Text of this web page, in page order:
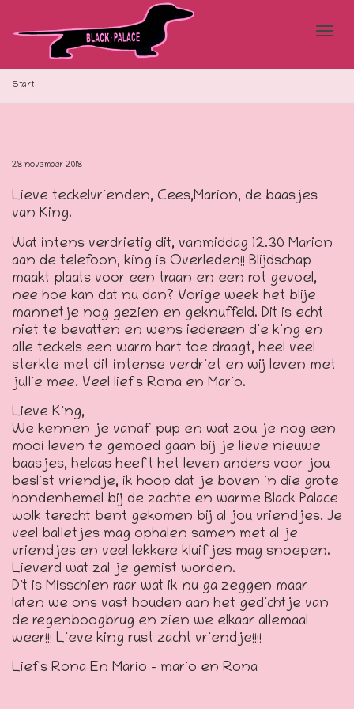
Start
28 november 2018
Lieve teckelvrienden, Cees,Marion, de baasjes
van King.
Wat intens verdrietig dit, vanmiddag 12.30 Marion
aan de telefoon, king is Overleden!! Blijdschap
maakt plaats voor een traan en een rot gevoel,
nee hoe kan dat nu dan? Vorige week het blije
mannetje nog gezien en geknuffeld. Dit is echt
niet te bevatten en wens iedereen die king en
alle teckels een warm hart toe draagt, heel veel
sterkte met dit intense verdriet en wij leven met
jullie mee. Veel liefs Rona en Mario.
Lieve King,
We kennen je vanaf pup en wat zou je nog een
mooi leven te gemoed gaan bij je lieve nieuwe
baasjes, helaas heeft het leven anders voor jou
beslist vriendje, ik hoop dat je boven in die grote
hondenhemel bij de zachte en warme Black Palace
wolk terecht bent gekomen bij al jou vriendjes. Je
veel balletjes mag ophalen samen met al je
vriendjes en veel lekkere kluifjes mag snoepen.
Lieverd wat zal je gemist worden.
Dit is Misschien raar wat ik nu ga zeggen maar
laten we ons vast houden aan het gedichtje van
de regenboogbrug en zien we elkaar allemaal
weer!!! Lieve king rust zacht vriendje!!!!
Liefs Rona En Mario – mario en Rona